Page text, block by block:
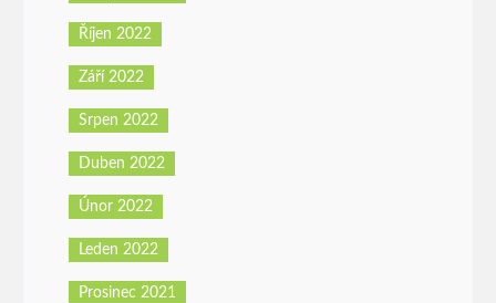
Říjen 2022
Září 2022
Srpen 2022
Duben 2022
Únor 2022
Leden 2022
Prosinec 2021